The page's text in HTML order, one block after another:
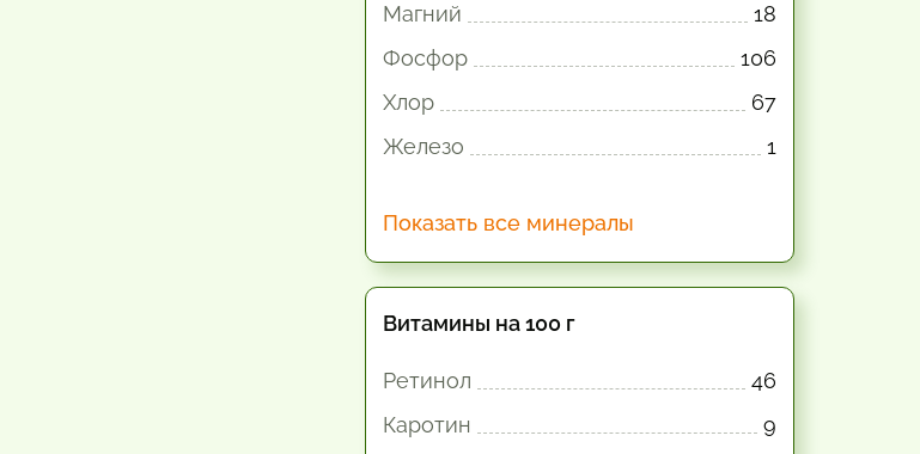
Магний
18
Фосфор
106
Хлор
67
Железо
1
Показать все минералы
Витамины на 100 г
Ретинол
46
Каротин
9